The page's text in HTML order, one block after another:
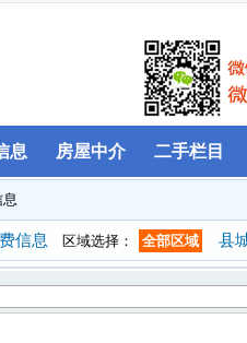
息 房屋中介 二手栏目
息
信息 区域选择： 全部区域 县